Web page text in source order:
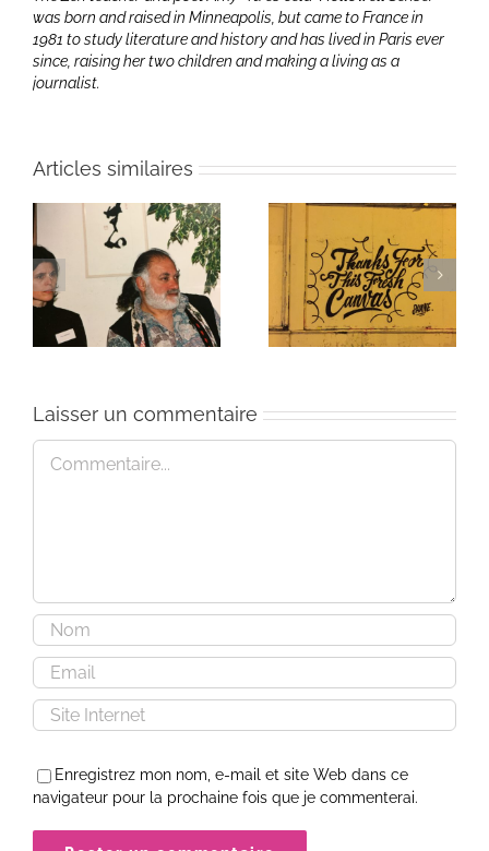
was born and raised in Minneapolis, but came to France in
1981 to study literature and history and has lived in Paris ever
since, raising her two children and making a living as a
journalist.
Articles similaires
Une toile fraîche
Un bouquet d’écriture
et méditation
Laisser un commentaire
Commentaire
Enregistrez mon nom, e-mail et site Web dans ce
navigateur pour la prochaine fois que je commenterai.